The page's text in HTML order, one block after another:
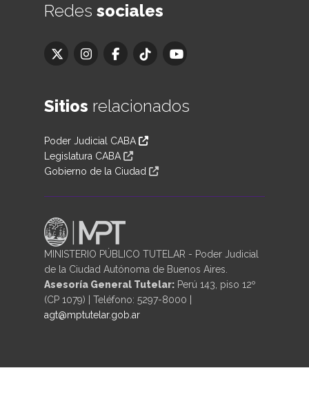
Redes sociales
Sitios relacionados
Poder Judicial CABA
Legislatura CABA
Gobierno de la Ciudad
MINISTERIO PÚBLICO TUTELAR - Poder Judicial
de la Ciudad Autónoma de Buenos Aires.
Asesoría General Tutelar: Perú 143, piso 12º
(CP 1079) | Teléfono: 5297-8000 |
agt@mptutelar.gob.ar